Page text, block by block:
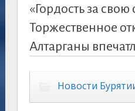
«Гордость за
Торжественное
Алтарганы
Новости